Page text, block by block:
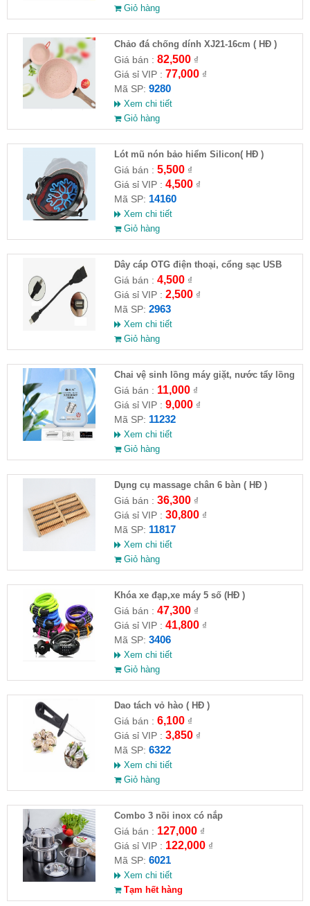
Giỏ hàng
Chảo đá chống dính XJ21-16cm ( HĐ )
Giá bán : 82,500₫
Giá sỉ VIP : 77,000₫
Mã SP: 9280
Xem chi tiết
Giỏ hàng
Lót mũ nón bảo hiểm Silicon( HĐ )
Giá bán : 5,500₫
Giá sỉ VIP : 4,500₫
Mã SP: 14160
Xem chi tiết
Giỏ hàng
Dây cáp OTG điện thoại, cổng sạc USB
Giá bán : 4,500₫
Giá sỉ VIP : 2,500₫
Mã SP: 2963
Xem chi tiết
Giỏ hàng
Chai vệ sinh lồng máy giặt, nước tẩy lồng
máy giặt CLEANING FLUID
Giá bán : 11,000₫
Giá sỉ VIP : 9,000₫
Mã SP: 11232
Xem chi tiết
Giỏ hàng
Dụng cụ massage chân 6 bàn ( HĐ )
Giá bán : 36,300₫
Giá sỉ VIP : 30,800₫
Mã SP: 11817
Xem chi tiết
Giỏ hàng
Khóa xe đạp,xe máy 5 số (HĐ )
Giá bán : 47,300₫
Giá sỉ VIP : 41,800₫
Mã SP: 3406
Xem chi tiết
Giỏ hàng
Dao tách vỏ hào ( HĐ )
Giá bán : 6,100₫
Giá sỉ VIP : 3,850₫
Mã SP: 6322
Xem chi tiết
Giỏ hàng
Combo 3 nồi inox có nắp
Giá bán : 127,000₫
Giá sỉ VIP : 122,000₫
Mã SP: 6021
Xem chi tiết
Tạm hết hàng